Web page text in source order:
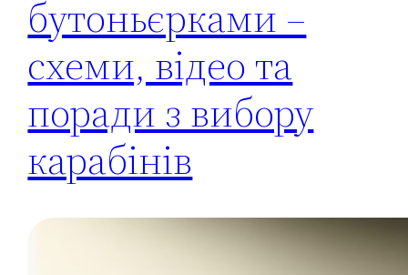
бутоньєрками –
схеми, відео та
поради з вибору
карабінів